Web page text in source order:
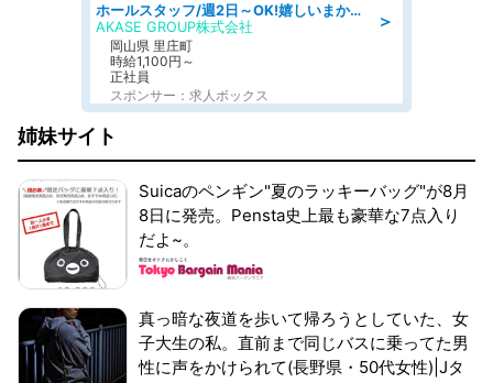
＞
ホールスタッフ/週2日～OK!嬉しいまかない付き/岡山県/浅口郡里庄町
AKASE GROUP株式会社
岡山県 里庄町
時給1,100円～
正社員
スポンサー：求人ボックス
姉妹サイト
Suicaのペンギン"夏のラッキーバッグ"が8月
8日に発売。Pensta史上最も豪華な7点入り
だよ~。
真っ暗な夜道を歩いて帰ろうとしていた、女
子大生の私。直前まで同じバスに乗ってた男
性に声をかけられて(長野県・50代女性)|Jタ